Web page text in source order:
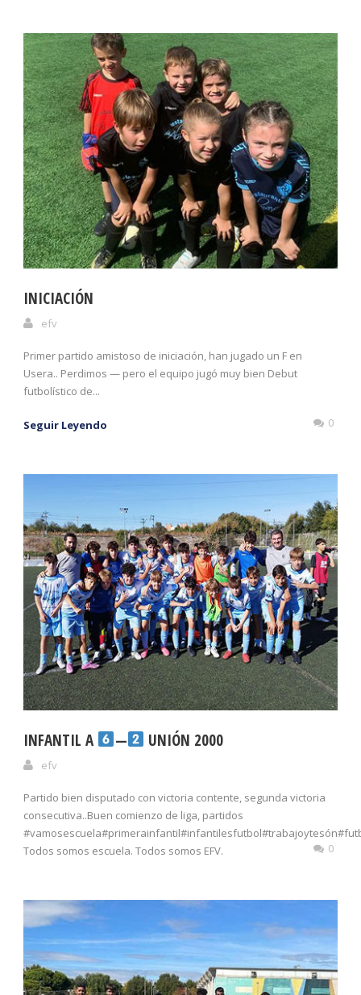
INICIACIÓN
efv
Primer partido amistoso de iniciación, han jugado un F en
Usera.. Perdimos — pero el equipo jugó muy bien Debut
futbolístico de...
Seguir Leyendo 0
INFANTIL A — UNIÓN 2000
efv
Partido bien disputado con victoria contente, segunda victoria
consecutiva..Buen comienzo de liga, partidos
Todos somos escuela. Todos somos EFV.
0